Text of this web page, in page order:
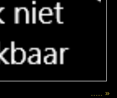
..... »